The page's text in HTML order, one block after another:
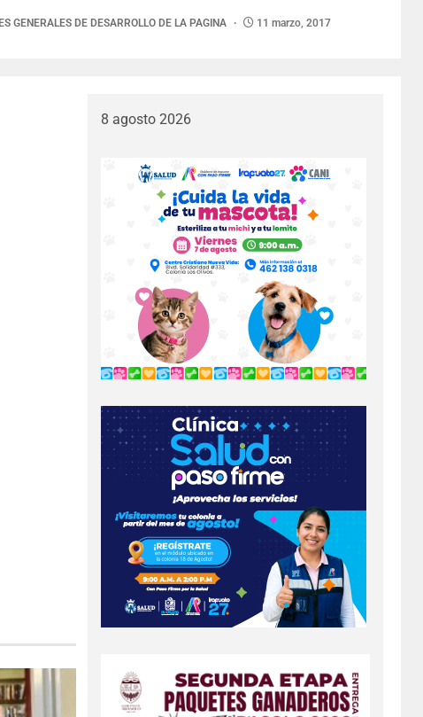
GENERALES DE DESARROLLO DE LA PAGINA 11 marzo, 2017
8 agosto 2026